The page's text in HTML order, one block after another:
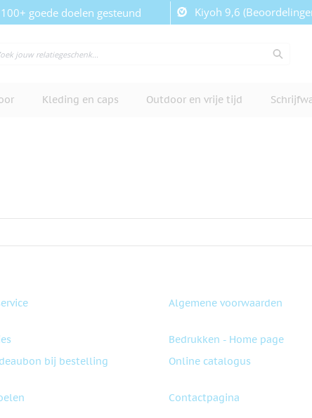
goede doelen gesteund Kiyoh 9,6
Kleding en caps Outdoor en vrije tijd
Algemene voorwaarden
Bedrukken - Home page
bij bestelling Online catalogus
Contactpagina